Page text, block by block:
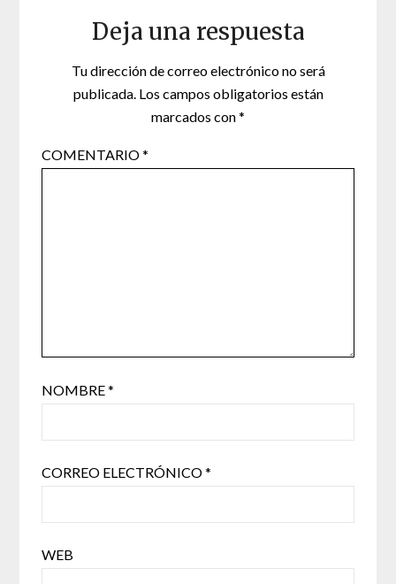
Deja una respuesta
Tu dirección de correo electrónico no será
publicada. Los campos obligatorios están
marcados con*
COMENTARIO*
NOMBRE*
CORREO ELECTRÓNICO*
WEB